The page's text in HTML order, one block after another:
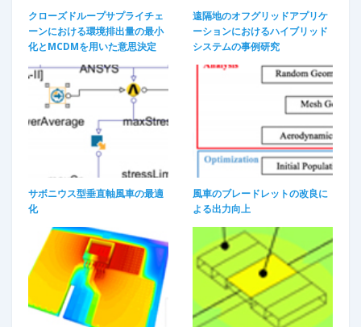
クローズドループサプライチェ
ーンにおける環境排出量の最小
化とMCDMを用いた意思決定
遠隔地のオフグリッドアプリケ
ーションにおけるハイブリッド
システムの事例研究​
サボニウス型垂直軸風車の最適
化​
風車のブレードレットの改良に
よる出力向上​